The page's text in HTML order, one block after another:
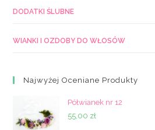
DODATKI ŚLUBNE
WIANKI I OZDOBY DO WŁOSÓW
Najwyżej Oceniane Produkty
Półwianek nr 12
55,00 zł